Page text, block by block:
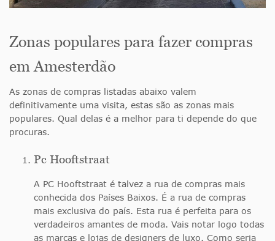
Zonas populares para fazer compras
em Amesterdão
As zonas de compras listadas abaixo valem
definitivamente uma visita, estas são as zonas mais
populares. Qual delas é a melhor para ti depende do que
procuras.
Pc Hooftstraat
A PC Hooftstraat é talvez a rua de compras mais
conhecida dos Países Baixos. É a rua de compras
mais exclusiva do país. Esta rua é perfeita para os
verdadeiros amantes de moda. Vais notar logo todas
as marcas e lojas de designers de luxo. Como seria